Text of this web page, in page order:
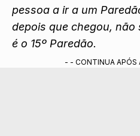
pessoa a ir a um
depois que chegou, não
é o 15º Paredão.
- - CONTINUA APÓS